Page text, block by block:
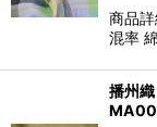
商品
混率
播州